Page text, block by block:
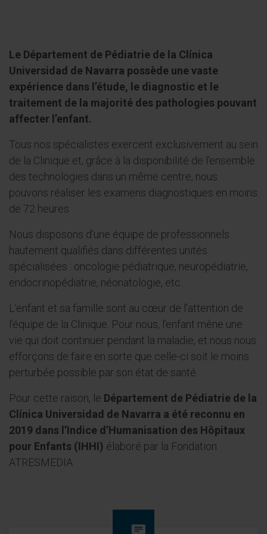
Le Département de Pédiatrie de la Clínica
Universidad de Navarra possède une vaste
expérience dans l’étude, le diagnostic et le
traitement de la majorité des pathologies pouvant
affecter l’enfant.
Tous nos spécialistes exercent exclusivement au sein
de la Clinique et, grâce à la disponibilité de l’ensemble
des technologies dans un même centre, nous
pouvons réaliser les examens diagnostiques en moins
de 72 heures.
Nous disposons d’une équipe de professionnels
hautement qualifiés dans différentes unités
spécialisées : oncologie pédiatrique, neuropédiatrie,
endocrinopédiatrie, néonatologie, etc.
L’enfant et sa famille sont au cœur de l’attention de
l’équipe de la Clinique. Pour nous, l’enfant mène une
vie qui doit continuer pendant la maladie, et nous nous
efforçons de faire en sorte que celle-ci soit le moins
perturbée possible par son état de santé.
Pour cette raison, le Département de Pédiatrie de la
Clínica Universidad de Navarra a été reconnu en
2019 dans l’Indice d’Humanisation des Hôpitaux
pour Enfants (IHHI) élaboré par la Fondation
ATRESMEDIA.